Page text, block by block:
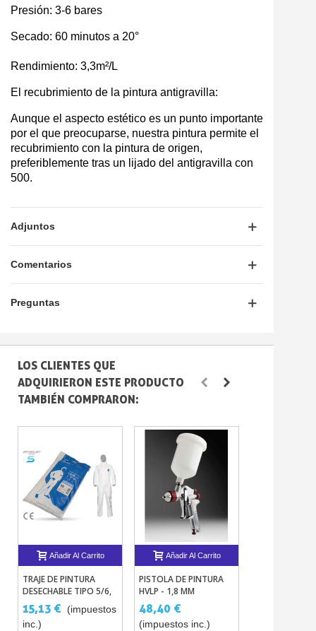
Presión: 3-6 bares
Secado: 60 minutos a 20°
Rendimiento: 3,3m²/L
El recubrimiento de la pintura antigravilla:
Aunque el aspecto estético es un punto importante
por el que preocuparse, nuestra pintura permite el
recubrimiento con la pintura de origen,
preferiblemente tras un lijado del antigravilla con
500.
Adjuntos
Comentarios
Preguntas
LOS CLIENTES QUE
ADQUIRIERON ESTE PRODUCTO
TAMBIÉN COMPRARON:
Añadir Al Carrito
TRAJE DE PINTURA
DESECHABLE TIPO 5/6,
PROTECCIÓN
ANTIESTÁTICA
15,13 €
(impuestos
inc.)
Añadir Al Carrito
PISTOLA DE PINTURA
HVLP - 1,8 MM
48,40 €
(impuestos inc.)